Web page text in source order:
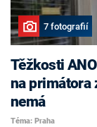
7 fotografií
Těžkosti
na primátora
nemá
Téma: Praha